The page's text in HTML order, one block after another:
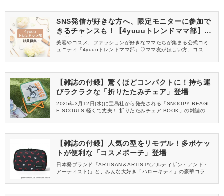
SNS発信が好きな方へ、限定モニターに参加で
きるチャンスも！【4yuuuトレンドママ部】部
員募集中
美容やコスメ、ファッションが好きなママたちが集まる公式コミ
ュニティ『4yuuuトレンドママ部』♡ママ友がほしい方、コスメサ
信してくれる方を募集しています！
【雑誌の付録】驚くほどコンパクトに！持ち運
びラクラクな「折りたたみチェア」登場
2025年3月12日(水)に宝島社から発売される「SNOOPY BEAGL
E SCOUTS 軽くて丈夫！ 折りたたみチェア BOOK」の雑誌の付
日発売の雑誌の付録、スヌーピーのレジャーシートとお揃いデザ
リアまで活躍してくれるファン必見のアイテムです♡
【雑誌の付録】人気の型をリモデル！多ポケッ
トが便利な「コスメポーチ」登場
日本発ブランド「ARTISAN＆ARTIST*(アルティザン・アンド・
アーティスト)」と、みんな大好き「ハローキティ」の豪華コラボ
ューズ 2025年4月号」の雑誌の付録として、多ポケット付き「コ